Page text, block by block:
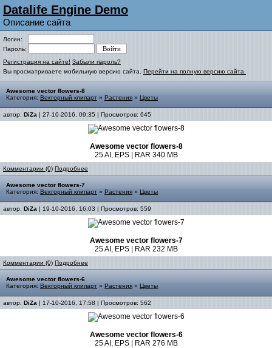
Datalife Engine Demo
Описание сайта
Логин:
Пароль:
Регистрация на сайте! Забыли пароль?
Вы просматриваете мобильную версию сайта. Перейти на полную версию сайта.
Awesome vector flowers-8
Категория: Векторный клипарт » Растения » Цветы
автор: DiZa | 27-10-2016, 09:35 | Просмотров: 645
Awesome vector flowers-8
25 AI, EPS | RAR 340 MB
Комментарии (0) Подробнее
Awesome vector flowers-7
Категория: Векторный клипарт » Растения » Цветы
автор: DiZa | 19-10-2016, 16:03 | Просмотров: 559
Awesome vector flowers-7
25 AI, EPS | RAR 232 MB
Комментарии (0) Подробнее
Awesome vector flowers-6
Категория: Векторный клипарт » Растения » Цветы
автор: DiZa | 17-10-2016, 17:58 | Просмотров: 562
Awesome vector flowers-6
25 AI, EPS | RAR 276 MB